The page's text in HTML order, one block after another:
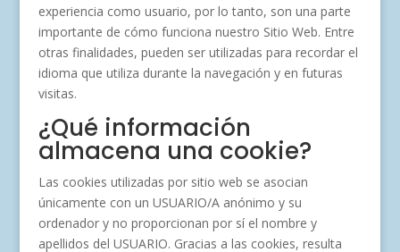
experiencia como usuario, por lo tanto, son una parte
importante de cómo funciona nuestro Sitio Web. Entre
otras finalidades, pueden ser utilizadas para recordar el
idioma que utiliza durante la navegación y en futuras
visitas.
¿Qué información
almacena una cookie?
Las cookies utilizadas por sitio web se asocian
únicamente con un USUARIO/A anónimo y su
ordenador y no proporcionan por sí el nombre y
apellidos del USUARIO. Gracias a las cookies, resulta